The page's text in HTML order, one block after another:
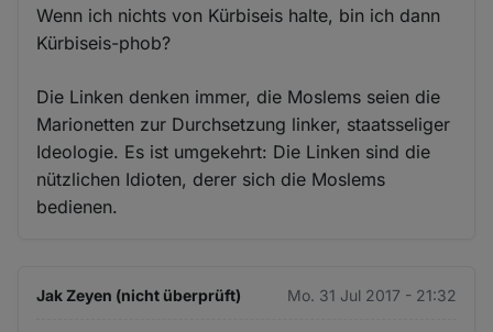
Wenn ich nichts von Kürbiseis halte, bin ich dann
Kürbiseis-phob?
Die Linken denken immer, die Moslems seien die
Marionetten zur Durchsetzung linker, staatsseliger
Ideologie. Es ist umgekehrt: Die Linken sind die
nützlichen Idioten, derer sich die Moslems
bedienen.
Jak Zeyen (nicht überprüft) Mo. 31 Jul 2017 - 21:32